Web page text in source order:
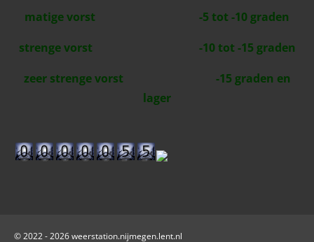
matige vorst -5 tot -10 graden
strenge vorst -10 tot -15 graden
zeer strenge vorst -15 graden en
lager
© 2022 - 2026 weerstation.nijmegen.lent.nl